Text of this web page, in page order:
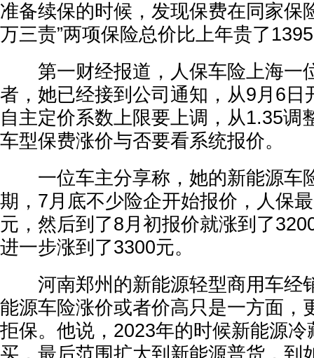
准备续保的时候，发现保费在同家保
万三责”两项保险总价比上年贵了
第一财经报道，人保车险上海一
者，她已经接到公司通知，从9月6日
自主定价系数上限要上调，从1.35调
车型保费涨价与否要看系统报价。
一位车主分享称，她的新能源车
期，7月底不少险企开始报价，人保
元，然后到了8月初报价就涨到了
进一步涨到了3300元。
河南郑州的新能源轻型商用车经
能源车险涨价或者价高只是一方面，
拒保。他说，2023年的时候新能源冷
买，最后范围扩大到新能源普货，到